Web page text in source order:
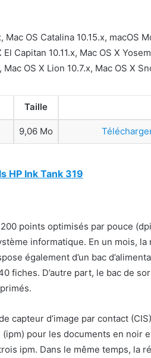
Mac OS Catalina 10.15.x, macOS
Capitan 10.11.x, Mac OS X
OS X Lion 10.7.x, Mac OS X
Taille
9,06 Mo
HP Ink Tank 319
points optimisés par pouce
informatique. En un mois, la
également d’un bac
fiches. D’autre part, le bac de
capteur d’image par contact
pour les documents en noir
ipm. Dans le même temps, la